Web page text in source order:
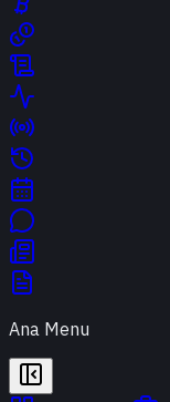
Ana Menu